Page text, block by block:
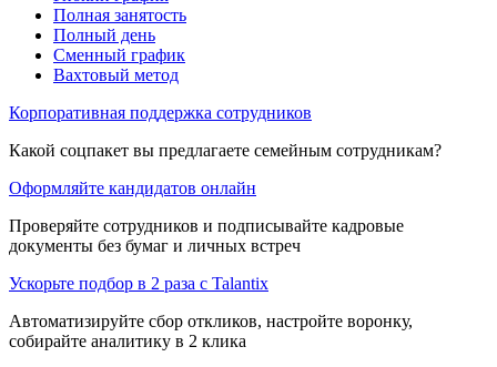
Полная занятость
Полный день
Сменный график
Вахтовый метод
Корпоративная поддержка сотрудников
Какой соцпакет вы предлагаете семейным сотрудникам?
Оформляйте кандидатов онлайн
Проверяйте сотрудников и подписывайте кадровые
документы без бумаг и личных встреч
Ускорьте подбор в 2 раза с Talantix
Автоматизируйте сбор откликов, настройте воронку,
собирайте аналитику в 2 клика